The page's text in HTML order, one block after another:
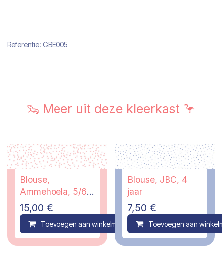
Referentie: GBE005
🦦 Meer uit deze kleerkast 🦩
Blouse,
Ammehoela, 5/6
jaar
15,00 €
Toevoegen aan winkelmandje Compare
Blouse, JBC, 4
jaar
7,50 €
Toevoegen aan